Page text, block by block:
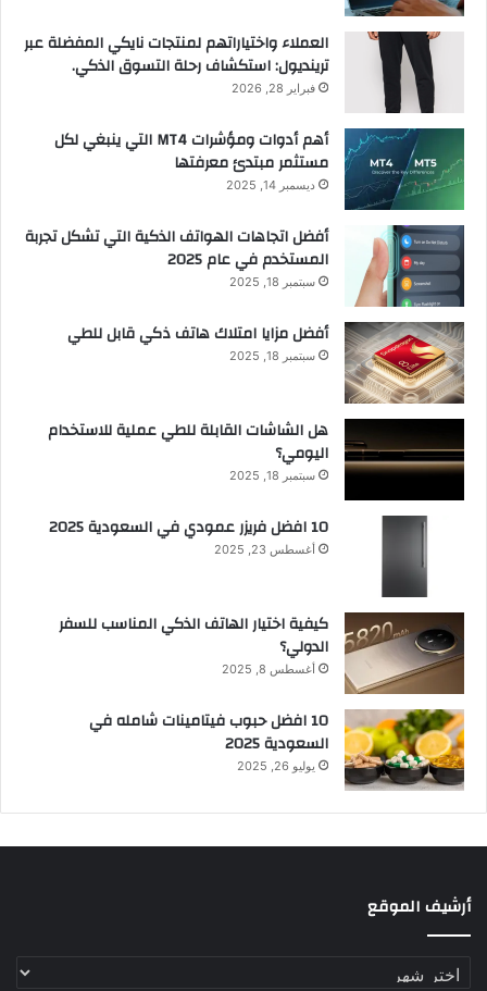
العملاء واختياراتهم لمنتجات نايكي المفضلة عبر
ترينديول: استكشاف رحلة التسوق الذكي.
فبراير 28, 2026
أهم أدوات ومؤشرات MT4 التي ينبغي لكل
مستثمر مبتدئ معرفتها
ديسمبر 14, 2025
أفضل اتجاهات الهواتف الذكية التي تشكل تجربة
المستخدم في عام 2025
سبتمبر 18, 2025
أفضل مزايا امتلاك هاتف ذكي قابل للطي
سبتمبر 18, 2025
هل الشاشات القابلة للطي عملية للاستخدام
اليومي؟
سبتمبر 18, 2025
10 افضل فريزر عمودي​ في السعودية​ 2025
أغسطس 23, 2025
كيفية اختيار الهاتف الذكي المناسب للسفر
الدولي؟
أغسطس 8, 2025
10 افضل حبوب فيتامينات شامله​ في
السعودية 2025
يوليو 26, 2025
أرشيف الموقع
أرشيف